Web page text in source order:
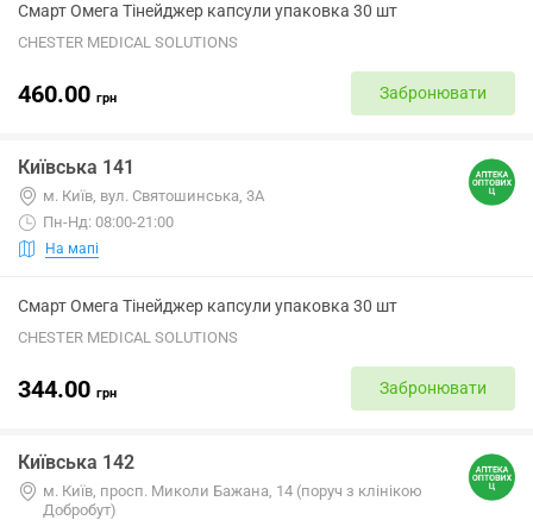
Смарт Омега Тінейджер капсули упаковка 30 шт
CHESTER MEDICAL SOLUTIONS
460.00 грн Забронювати
Київська 141
м. Київ, вул. Святошинська, 3А
Пн-Нд: 08:00-21:00
На мапі
Смарт Омега Тінейджер капсули упаковка 30 шт
CHESTER MEDICAL SOLUTIONS
344.00 грн Забронювати
Київська 142
м. Київ, просп. Миколи Бажана, 14 (поруч з клінікою
Добробут)